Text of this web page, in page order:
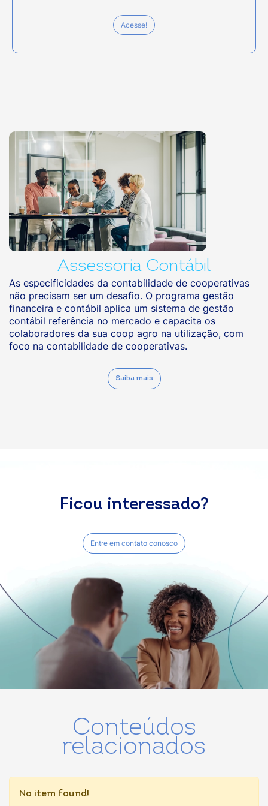
Acesse!
Assessoria Contábil
As especificidades da contabilidade de cooperativas
não precisam ser um desafio. O programa gestão
financeira e contábil aplica um sistema de gestão
contábil referência no mercado e capacita os
colaboradores da sua coop agro na utilização, com
foco na contabilidade de cooperativas.
Saiba mais
Ficou interessado?
Entre em contato conosco
Conteúdos
relacionados
No item found!